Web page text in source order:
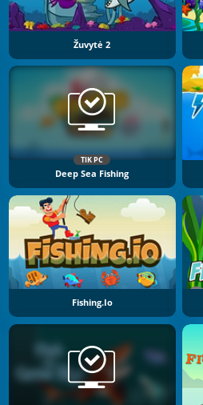
Žuvytė 2
TIK PC
Deep Sea Fishing
Fishing.io